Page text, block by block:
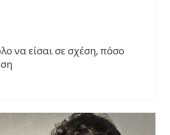
να είσαι σε σχέση, πόσο